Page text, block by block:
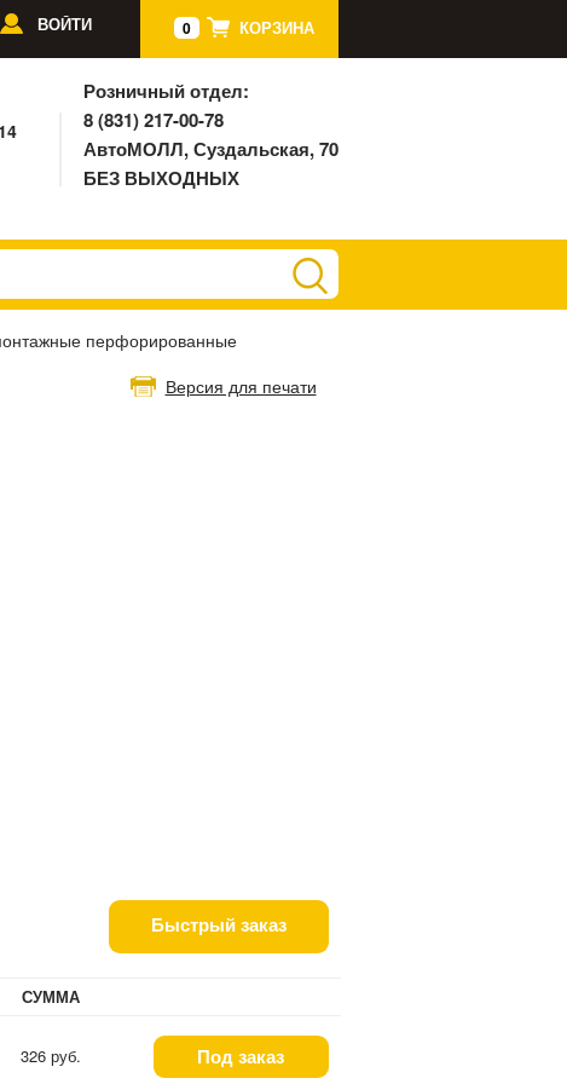
0 КОРЗИНА
ВОЙТИ
Розничный отдел:
8 (831) 217-00-78
АвтоМОЛЛ, Суздальская, 70
БЕЗ ВЫХОДНЫХ
перфорированные
Версия для печати
Быстрый заказ
СУММА
326 руб. Под заказ